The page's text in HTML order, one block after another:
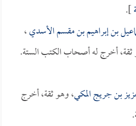
].
بن إبراهيم بن مقسم الأسدي،
أخرج له أصحاب الكتب الستة.
بن جريج المكي، وهو ثقة، أخرج